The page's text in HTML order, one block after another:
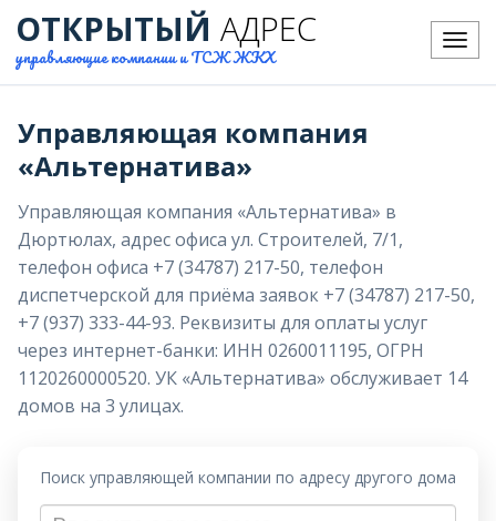
Меню
ОТКРЫТЫЙ АДРЕС
управляющие компании и ТСЖ ЖКХ
Управляющая компания
«Альтернатива»
Управляющая компания «Альтернатива» в
Дюртюлах, адрес офиса ул. Строителей, 7/1,
телефон офиса +7 (34787) 217-50, телефон
диспетчерской для приёма заявок +7 (34787) 217-50,
+7 (937) 333-44-93. Реквизиты для оплаты услуг
через интернет-банки: ИНН 0260011195, ОГРН
1120260000520. УК «Альтернатива» обслуживает 14
домов на 3 улицах.
Поиск управляющей компании по адресу другого дома